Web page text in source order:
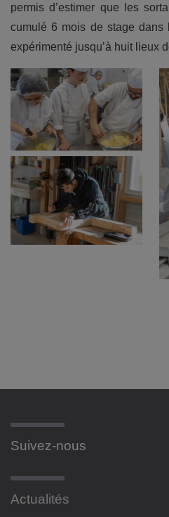
permis d’estimer que les
cumulé 6 mois de stage dans
expérimenté jusqu’à huit lieux
Suivez-nous
Actualités